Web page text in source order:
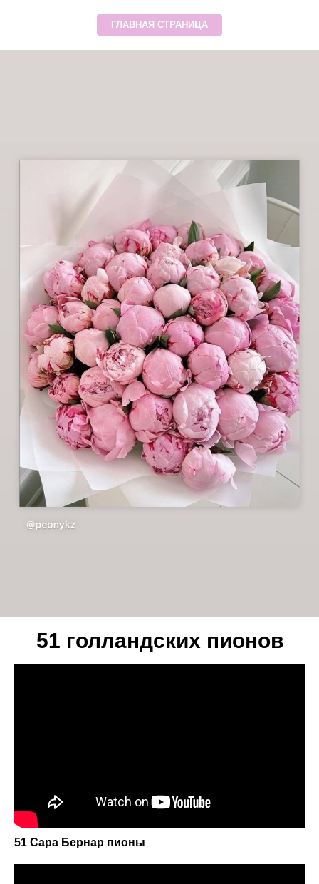
ГЛАВНАЯ СТРАНИЦА
51 голландских пионов
51 Сара Бернар пионы